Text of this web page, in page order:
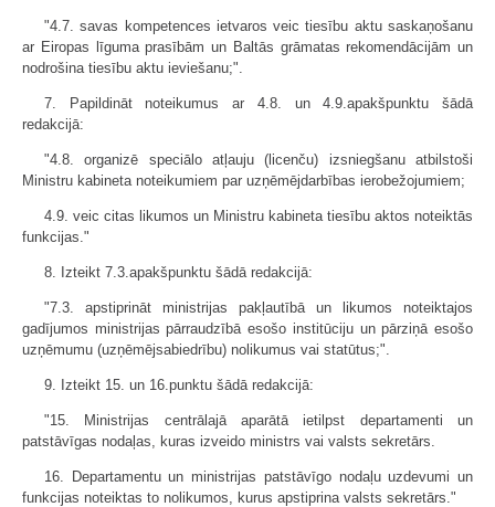
"4.7. savas kompetences ietvaros veic tiesību aktu saskaņošanu
ar Eiropas līguma prasībām un Baltās grāmatas rekomendācijām un
nodrošina tiesību aktu ieviešanu;".
7. Papildināt noteikumus ar 4.8. un 4.9.apakšpunktu šādā
redakcijā:
"4.8. organizē speciālo atļauju (licenču) izsniegšanu atbilstoši
Ministru kabineta noteikumiem par uzņēmējdarbības ierobežojumiem;
4.9. veic citas likumos un Ministru kabineta tiesību aktos noteiktās
funkcijas."
8. Izteikt 7.3.apakšpunktu šādā redakcijā:
"7.3. apstiprināt ministrijas pakļautībā un likumos noteiktajos
gadījumos ministrijas pārraudzībā esošo institūciju un pārziņā esošo
uzņēmumu (uzņēmējsabiedrību) nolikumus vai statūtus;".
9. Izteikt 15. un 16.punktu šādā redakcijā:
"15. Ministrijas centrālajā aparātā ietilpst departamenti un
patstāvīgas nodaļas, kuras izveido ministrs vai valsts sekretārs.
16. Departamentu un ministrijas patstāvīgo nodaļu uzdevumi un
funkcijas noteiktas to nolikumos, kurus apstiprina valsts sekretārs."